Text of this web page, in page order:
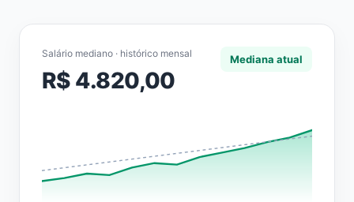
Salário mediano · histórico mensal
R$ 4.820,00
Mediana atual